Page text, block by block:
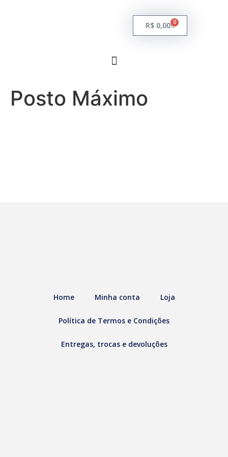
R$ 0,00 0
Posto Máximo
Home Minha conta Loja
Política de Termos e Condições
Entregas, trocas e devoluções